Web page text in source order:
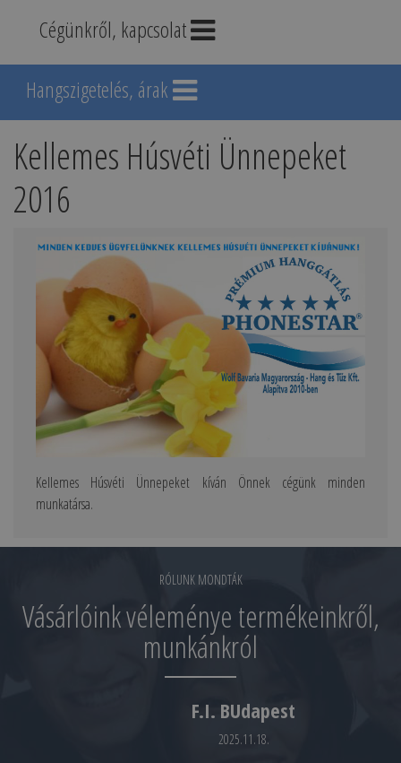
Cégünkről, kapcsolat
Hangszigetelés, árak
Kellemes Húsvéti Ünnepeket
2016
Kellemes Húsvéti Ünnepeket kíván Önnek cégünk minden
munkatársa.
RÓLUNK MONDTÁK
Vásárlóink véleménye termékeinkről,
munkánkról
F.I. BUdapest
2025.11.18.